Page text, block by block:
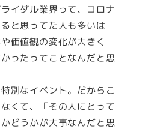
イダル業界って、コロナ
と思ってた人も多いは
価値観の変化が大きく
ったってことなんだと思
別なイベント。だからこ
くて、「その人にとって
どうかが大事なんだと思